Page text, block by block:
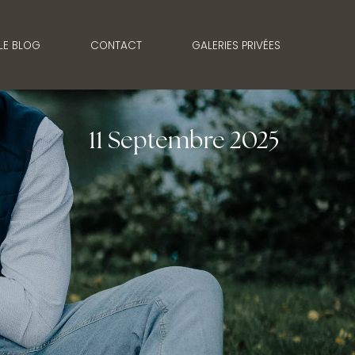
BLOG CONTACT GALERIES PRIVÉES
11 Septembre 2025